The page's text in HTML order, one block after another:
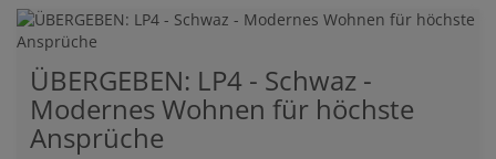
ÜBERGEBEN: LP4 - Schwaz -
Modernes Wohnen für höchste
Ansprüche